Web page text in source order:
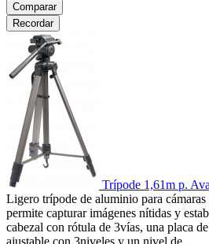
Comparar
Recordar
Trípode 1,61m p.
Ligero trípode de aluminio para
permite capturar imágenes nítidas y
cabezal con rótula de 3vías, una placa
ajustable con 3niveles y un nivel de...